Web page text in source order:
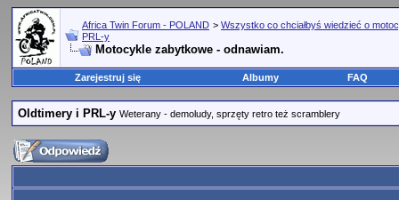
Africa Twin Forum - POLAND > Wszystko co chciałbyś wiedzieć o
PRL-y
Motocykle zabytkowe - odnawiam.
Zarejestruj się Albumy FAQ
Oldtimery i PRL-y Weterany - demoludy, sprzęty retro też scramblery